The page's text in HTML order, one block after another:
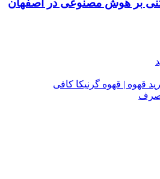
بر هوش مصنوعی در اصفهان
قهوه | قهوه گرنیکا کافی